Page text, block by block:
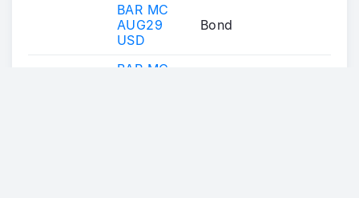
BAR MC
AUG29
USD
Bond
BAR MC